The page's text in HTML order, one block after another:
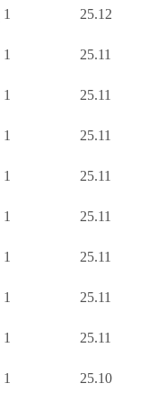
1 25.12
1 25.11
1 25.11
1 25.11
1 25.11
1 25.11
1 25.11
1 25.11
1 25.11
1 25.10